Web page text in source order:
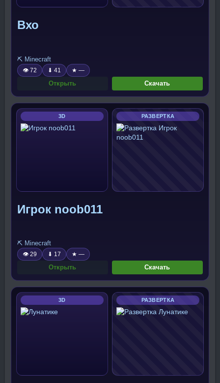
Вхо
⛏️ Minecraft
👁 72 ⬇ 41 ★ —
Открыть Скачать
3D РАЗВЕРТКА
Игрок noob011
⛏️ Minecraft
👁 29 ⬇ 17 ★ —
Открыть Скачать
3D РАЗВЕРТКА